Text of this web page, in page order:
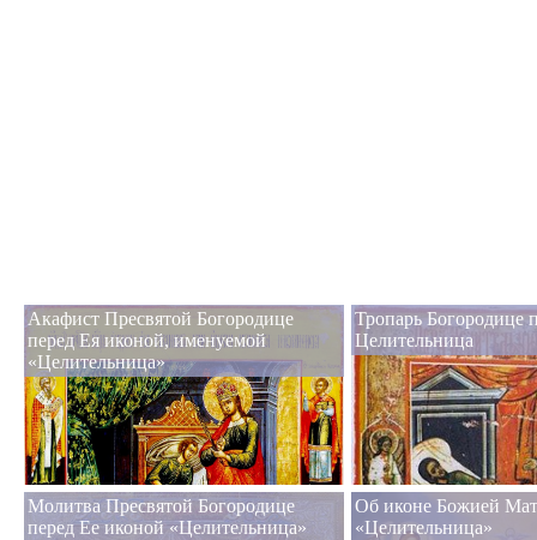
Акафист Пресвятой Богородице
перед Ея иконой, именуемой
«Целительница»
Тропарь Богородице
Целительница
Молитва Пресвятой Богородице
перед Ее иконой «Целительница»
Об иконе Божией
«Целительница»